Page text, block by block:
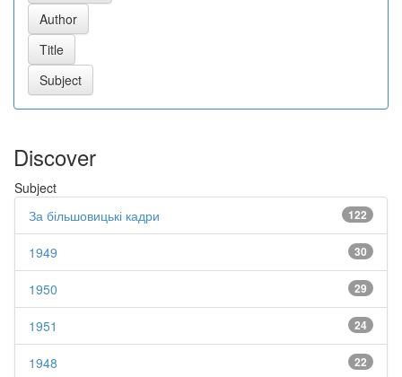
Discover
Subject
122
За більшовицькі кадри
30
1949
29
1950
24
1951
22
1948